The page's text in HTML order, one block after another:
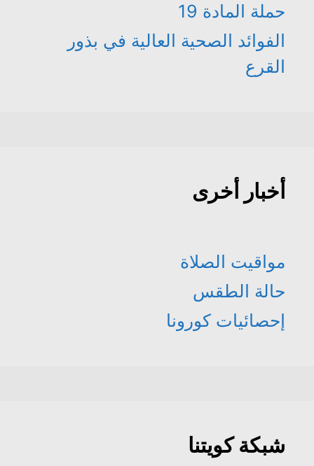
حملة المادة 19
الفوائد الصحية العالية في بذور
القرع
أخبار أخرى
مواقيت الصلاة
حالة الطقس
إحصائيات كورونا
شبكة كويتنا